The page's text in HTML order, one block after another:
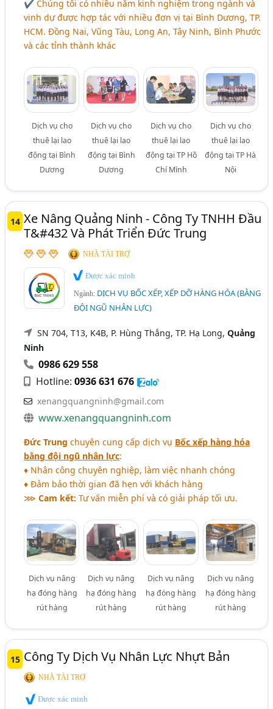
✔ Chúng tôi có nhiều năm kinh nghiệm trong ngành và
vinh dự được hợp tác với nhiều đơn vị tại Bình Dương, TP.
HCM. Đồng Nai, Vũng Tàu, Long An, Tây Ninh, Bình Phước
và các tỉnh thành khác
Dịch vụ cho
thuê lại lao
động tại Bình
Dương
Dịch vụ cho
thuê lại lao
động tại Bình
Dương
Dịch vụ cho
thuê lại lao
động tại TP Hồ
Chí Mình
Dịch vụ cho
thuê lại lao
động tại TP Hà
Nội
14 Xe Nâng Quảng Ninh - Công Ty TNHH Đầu
T&#432 Và Phát Triển Đức Trung
NHÀ TÀI TRỢ
Được xác minh
Ngành: DỊCH VỤ BỐC XẾP, XẾP DỠ HÀNG HÓA (BẰNG
ĐỘI NGŨ NHÂN LỰC)
SN 704, T13, K4B, P. Hùng Thắng, TP. Hạ Long,Quảng
Ninh
0986 629 558
Hotline:0936 631 676
xenangquangninh@gmail.com
www.xenangquangninh.com
Đức Trung chuyên cung cấp dịch vụ Bốc xếp hàng hóa
bằng đội ngũ nhân lực:
♦ Nhân công chuyên nghiệp, làm việc nhanh chóng
♦ Đảm bảo thời gian đã hẹn với khách hàng
⋙Cam kết: Tư vấn miễn phí và có giải pháp tối ưu.
Dịch vụ nâng
hạ đóng hàng
rút hàng
Dịch vụ nâng
hạ đóng hàng
rút hàng
Dịch vụ nâng
hạ đóng hàng
rút hàng
Dịch vụ nâng
hạ đóng hàng
rút hàng
15 Công Ty Dịch Vụ Nhân Lực Nhựt Bản
NHÀ TÀI TRỢ
Được xác minh